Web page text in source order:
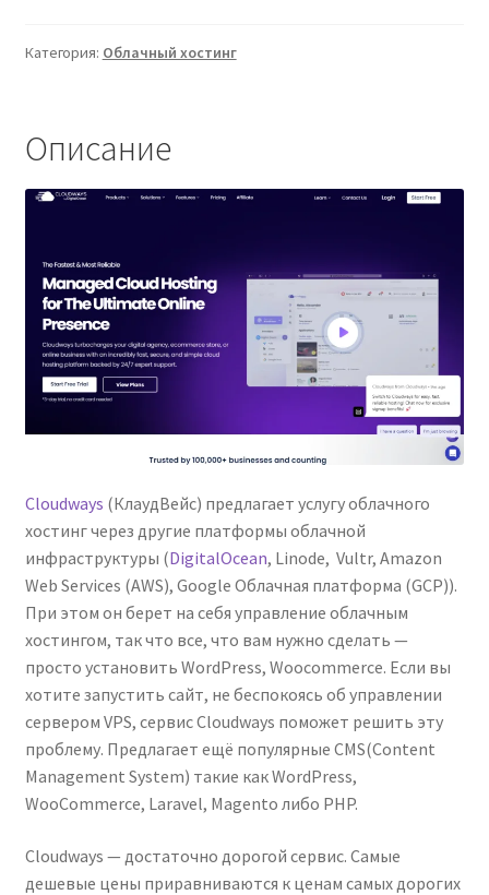
Категория: Облачный хостинг
Описание
Cloudways (КлаудВейс) предлагает услугу облачного
хостинг через другие платформы облачной
инфраструктуры (DigitalOcean, Linode, Vultr, Amazon
Web Services (AWS), Google Облачная платформа (GCP)).
При этом он берет на себя управление облачным
хостингом, так что все, что вам нужно сделать —
просто установить WordPress, Woocommerce. Если вы
хотите запустить сайт, не беспокоясь об управлении
сервером VPS, сервис Cloudways поможет решить эту
проблему. Предлагает ещё популярные CMS(Content
Management System) такие как WordPress,
WooCommerce, Laravel, Magento либо PHP.
Cloudways — достаточно дорогой сервис. Самые
дешевые цены приравниваются к ценам самых дорогих